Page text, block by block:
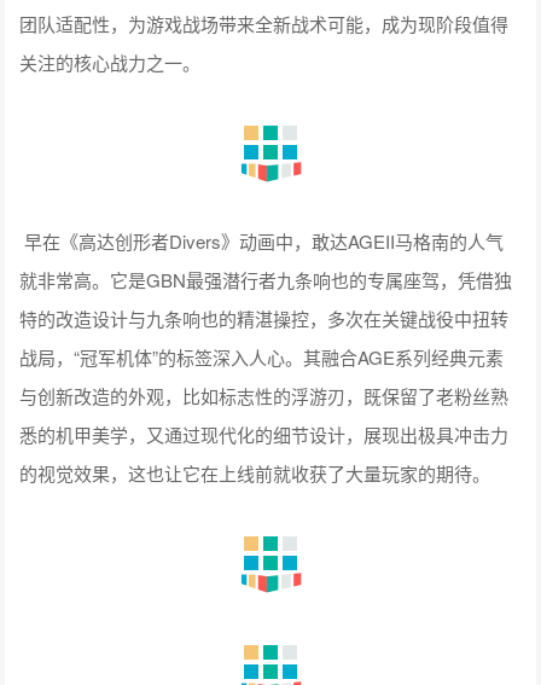
团队适配性，为游戏战场带来全新战术可能，成为现阶段值得
关注的核心战力之一。
早在《高达创形者Divers》动画中，敢达AGEII马格南的人气
就非常高。它是GBN最强潜行者九条响也的专属座驾，凭借独
特的改造设计与九条响也的精湛操控，多次在关键战役中扭转
战局，“冠军机体”的标签深入人心。其融合AGE系列经典元素
与创新改造的外观，比如标志性的浮游刃，既保留了老粉丝熟
悉的机甲美学，又通过现代化的细节设计，展现出极具冲击力
的视觉效果，这也让它在上线前就收获了大量玩家的期待。